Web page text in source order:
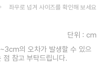
좌우로 넘겨 사이즈를 확인해 보세요
단위 : cm
의 오차가 발생할 수 있으
점 참고 부탁드립니다.